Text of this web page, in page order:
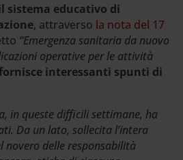
sistema educativo di
, attraverso la nota del 17
“Emergenza sanitaria da nuovo
operative per le attività
interessanti spunti di
in queste difficili settimane, ha
Da un lato, sollecita l’intera
novero delle responsabilità